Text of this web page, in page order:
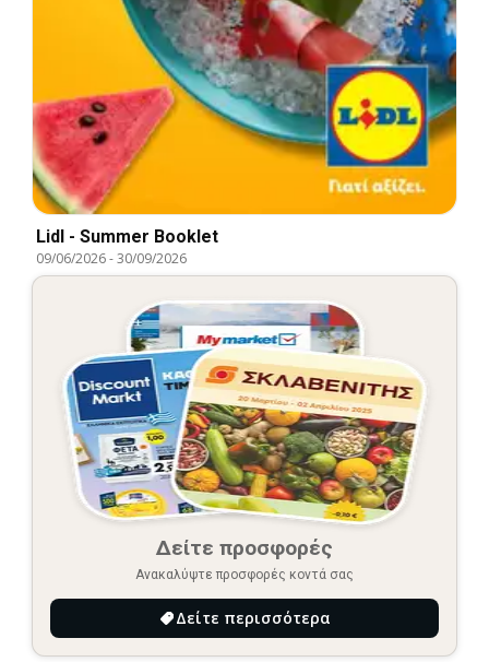
Lidl - Summer Booklet
09/06/2026-30/09/2026
Δείτε προσφορές
Ανακαλύψτε προσφορές κοντά σας
Δείτε περισσότερα